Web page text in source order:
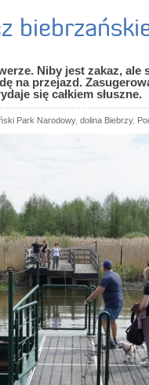
Niby jest zakaz, ale
na przejazd.
się całkiem słuszne.
Park Narodowy, dolina Biebrzy,